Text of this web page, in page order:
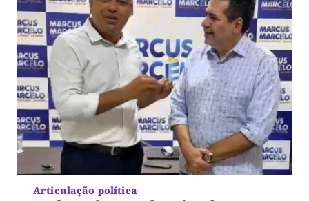
Articulação política